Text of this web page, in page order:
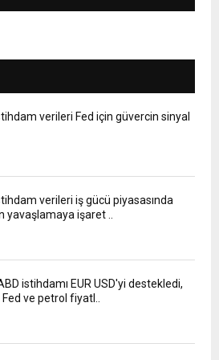
verileri Fed için güvercin sinyal
verileri iş gücü piyasasında
yavaşlamaya işaret ..
istihdamı EUR USD'yi destekledi,
ve petrol fiyatl..